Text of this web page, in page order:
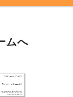
ムへ